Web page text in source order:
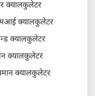
क्यालकुलेटर
क्यालकुलेटर
क्यालकुलेटर
क्यालकुलेटर
क्यालकुलेटर